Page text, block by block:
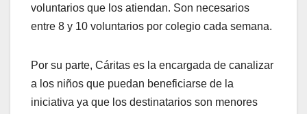
voluntarios que los atiendan. Son necesarios
entre 8 y 10 voluntarios por colegio cada semana.
Por su parte, Cáritas es la encargada de canalizar
a los niños que puedan beneficiarse de la
iniciativa ya que los destinatarios son menores